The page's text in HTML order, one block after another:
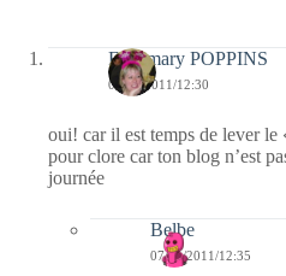
Fabymary POPPINS
07/11/2011/12:30
oui! car il est temps de lever le
pour clore car ton blog n’est
journée
Belbe
07/11/2011/12:35